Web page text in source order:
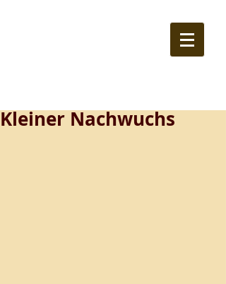
Kleiner Nachwuchs